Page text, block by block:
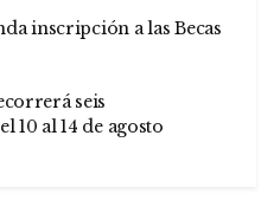
inscripción a las Becas
seis
10 al 14 de agosto